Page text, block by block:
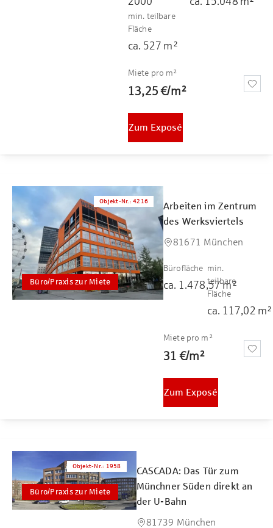
min. teilbare
Fläche
ca. 527 m²
Miete pro m²
13,25 €/m²
Zum Exposé
Büro/Praxis zur Miete
Objekt-Nr. :4216
Arbeiten im Zentrum
des Werksviertels
81671 München
Bürofläche
ca. 1.478,57m²
min.
teilbare
Fläche
ca. 117,02 m²
Miete pro m²
31 €/m²
Zum Exposé
Büro/Praxis zur Miete
Objekt-Nr.: 1958
CASCADA: Das Tür zum
Münchner Süden direkt an
der U-Bahn
81739 München